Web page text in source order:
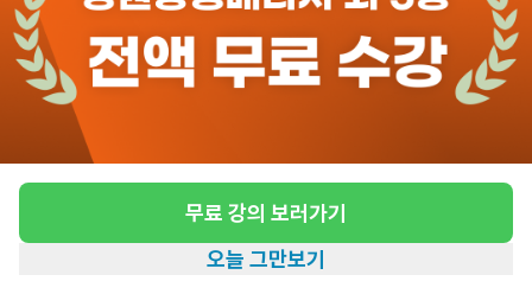
무료 강의 보러가기
오늘 그만보기